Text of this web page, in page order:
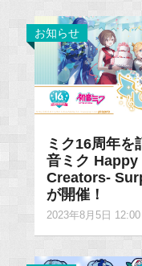
お知らせ
ミク16周年を
音ミク
Creators-
が開催！
2023年8月5日 12:00